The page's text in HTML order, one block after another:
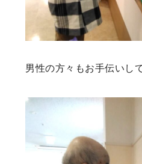
男性の方々もお手伝いし